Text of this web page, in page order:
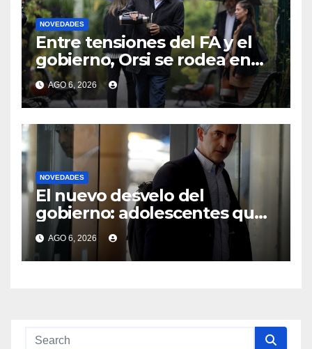
NOVEDADES
Entre tensiones del FA y el
gobierno, Orsi se rodea en
reuniones políticas
reservadas mientras el
partido apela a los ministros
para responder a
“demandas” de la gente
AGO 6, 2026
NOVEDADES
El nuevo desvelo del
gobierno: adolescentes que
eligen trabajar en vez de
estudiar, una “puja” de
derechos
AGO 6, 2026